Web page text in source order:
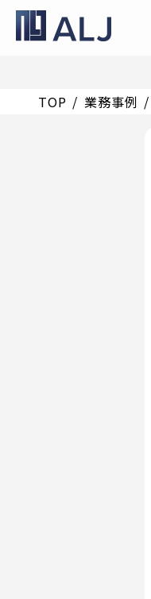
TOP 業務事例